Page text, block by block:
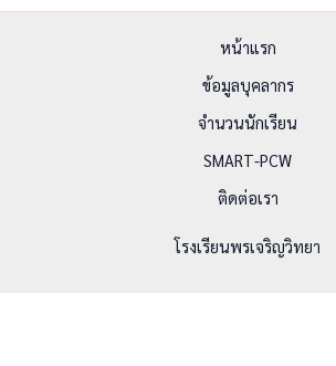
หน้าแรก
ข้อมูลบุคลากร
จำนวนนักเรียน
SMART-PCW
ติดต่อเรา
โรงเรียนพรเจริญวิทยา